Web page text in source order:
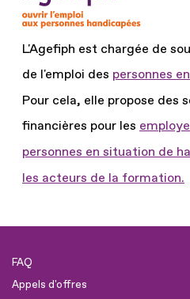
L'Agefiph est chargée de
de l'emploi des personnes
Pour cela, elle propose des
financières pour les
personnes en situation de
les acteurs de la formation.
FAQ
Appels d'offres